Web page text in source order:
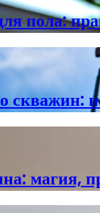
пола:
скважин:
магия,